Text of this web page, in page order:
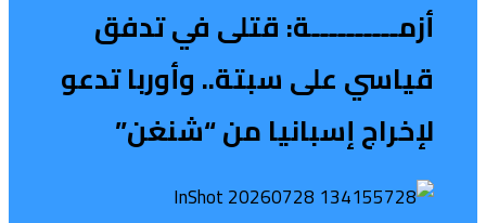
أزمــــــــــة: قتلى في تدفق
قياسي على سبتة.. وأوربا تدعو
لإخراج إسبانيا من “شنغن”